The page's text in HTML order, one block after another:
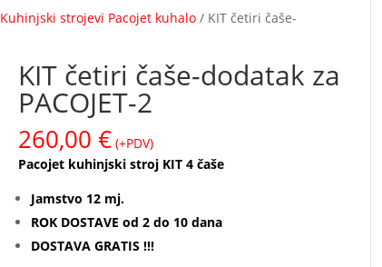
Kuhinjski strojevi Pacojet kuhalo / KIT četiri čaše-
KIT četiri čaše-dodatak za
PACOJET-2
260,00€ (+PDV)
Pacojet kuhinjski stroj KIT 4 čaše
Jamstvo 12 mj.
ROK DOSTAVE od 2 do 10 dana
DOSTAVA GRATIS !!!